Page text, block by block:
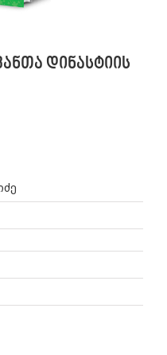
დინასტიის